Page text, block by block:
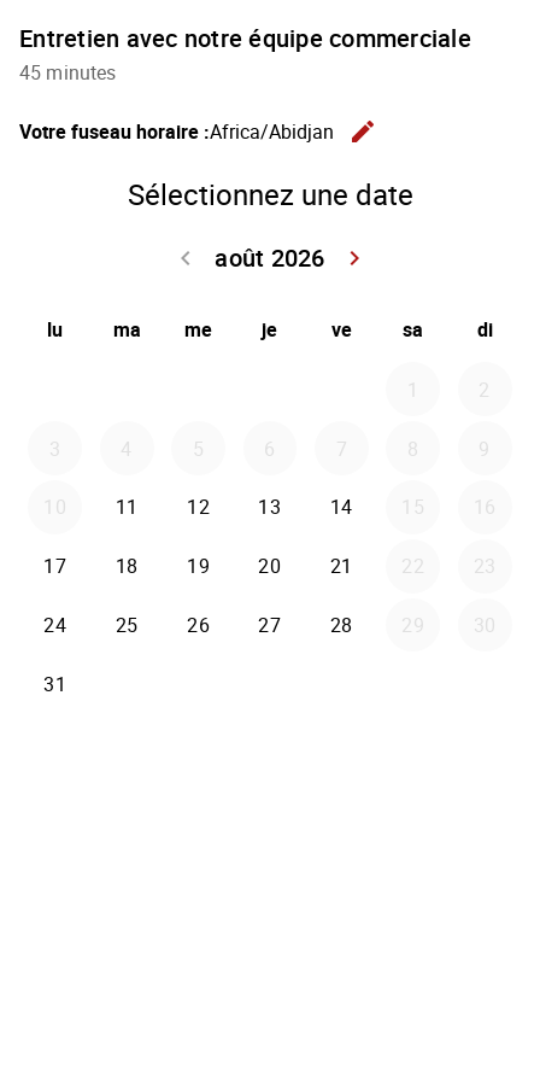
Entretien avec notre équipe commerciale
45 minutes
Votre fuseau horaire :Africa/Abidjan
edit
Sélectionnez une date
août 2026
keyboard_arrow_left
keyboard_arrow_right
lu ma me je ve sa di
1 2
3 4 5 6 7 8 9
10 11 12 13 14 15 16
17 18 19 20 21 22 23
24 25 26 27 28 29 30
31